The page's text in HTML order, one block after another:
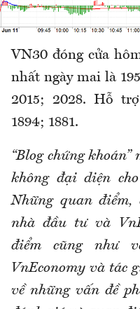
VN30 đóng cửa
nhất ngày mai là
2015; 2028. Hỗ
1894; 1881.
“Blog chứng
không đại diện
Những quan
nhà đầu tư và
điểm cũng như
VnEconomy và tác
về những vấn đề